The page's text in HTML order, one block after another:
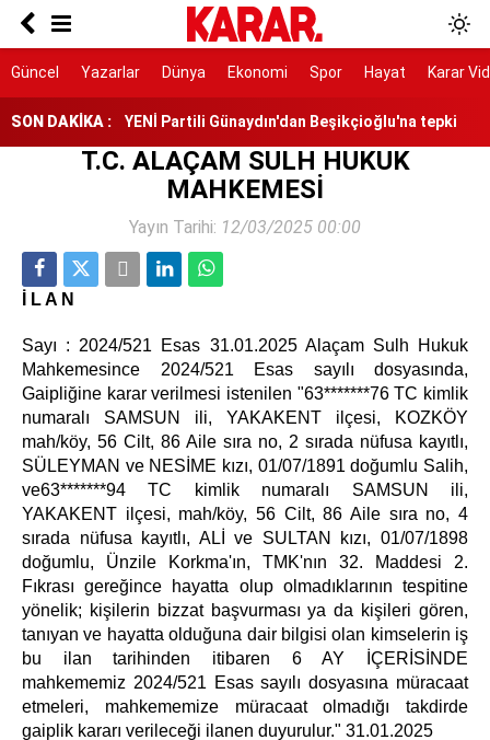
Güncel Yazarlar Dünya Ekonomi Spor Hayat Karar
SON DAKİKA :
Türkiye'den vize serbestisi için yeni adım
7 gün 7 gece hiç durmadan döndüler
YENİ Partili Günaydın'dan Beşikçioğlu'na tepki
Yeni YHT hattı 2028’de hizmete girecek
RTÜK’ten ATV’ye 8 milyon TL ceza
YENİ Parti Manisa İl Başkanı İlksen Özalper
tutuklandı
T.C. ALAÇAM SULH HUKUK
MAHKEMESİ
Yayın Tarihi: 12/03/2025 00:00
İ L A N
Sayı : 2024/521 Esas 31.01.2025 Alaçam Sulh Hukuk
Mahkemesince 2024/521 Esas sayılı dosyasında,
Gaipliğine karar verilmesi istenilen "63*******76 TC kimlik
numaralı SAMSUN ili, YAKAKENT ilçesi, KOZKÖY
mah/köy, 56 Cilt, 86 Aile sıra no, 2 sırada nüfusa kayıtlı,
SÜLEYMAN ve NESİME kızı, 01/07/1891 doğumlu Salih,
ve63*******94 TC kimlik numaralı SAMSUN ili,
YAKAKENT ilçesi, mah/köy, 56 Cilt, 86 Aile sıra no, 4
sırada nüfusa kayıtlı, ALİ ve SULTAN kızı, 01/07/1898
doğumlu, Ünzile Korkma'ın, TMK'nın 32. Maddesi 2.
Fıkrası gereğince hayatta olup olmadıklarının tespitine
yönelik; kişilerin bizzat başvurması ya da kişileri gören,
tanıyan ve hayatta olduğuna dair bilgisi olan kimselerin iş
bu ilan tarihinden itibaren 6 AY İÇERİSİNDE
mahkememiz 2024/521 Esas sayılı dosyasına müracaat
etmeleri, mahkememize müracaat olmadığı takdirde
gaiplik kararı verileceği ilanen duyurulur." 31.01.2025